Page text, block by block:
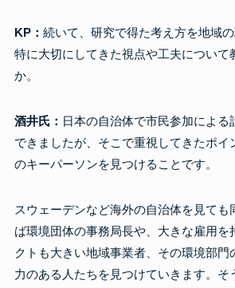
KP： 続いて、研究で得た考え方を地域の
特に大切にしてきた視点や工夫について
か。
酒井氏： 日本の自治体で市民参加による
できましたが、そこで重視してきたポイ
のキーパーソンを見つけることです。
スウェーデンなど海外の自治体を見ても
ば環境団体の事務局長や、大きな雇用を
クトも大きい地域事業者、その環境部門
力のある人たちを見つけていきます。そ